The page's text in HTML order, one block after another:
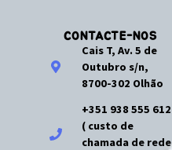
CONTACTE-NOS
Cais T, Av. 5 de
Outubro s/n,
8700-302 Olhão
+351 938 555 612
( custo de
chamada de rede